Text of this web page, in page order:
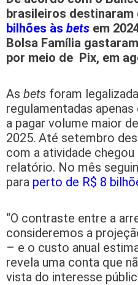
brasileiros destinaram
bilhões às bets em
Bolsa Família gastaram
por meio de Pix, em
As bets foram
regulamentadas
a pagar volume maior
2025. Até setembro
com a atividade chegou
relatório. No mês
para perto de R$ 8
“O contraste entre a
consideremos a
– e o custo anual
revela uma conta que
vista do interesse